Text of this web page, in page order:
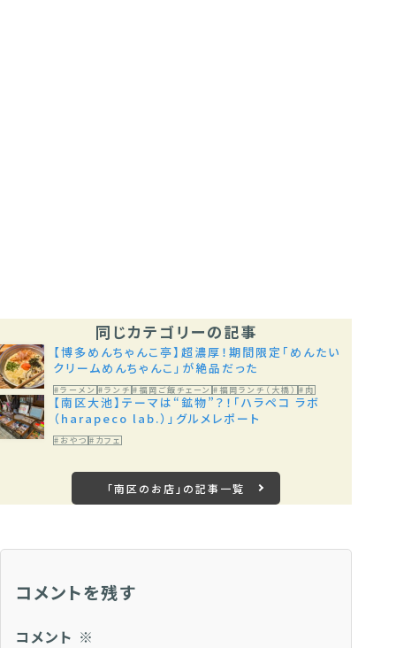
同じカテゴリーの記事
【博多めんちゃんこ亭】超濃厚！期間限定「めんたい
クリームめんちゃんこ」が絶品だった
#ラーメン#ランチ#福岡ご飯チェーン#福岡ランチ（大橋）#肉
【南区大池】テーマは“鉱物”？！「ハラペコ ラボ
（harapeco lab.）」グルメレポート
#おやつ#カフェ
「南区のお店」の記事一覧
コメントを残す
コメント ※